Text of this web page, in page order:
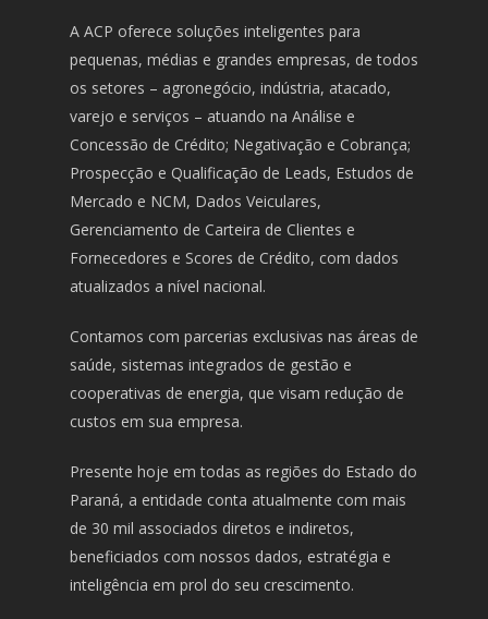
A ACP oferece soluções inteligentes para
pequenas, médias e grandes empresas, de todos
os setores – agronegócio, indústria, atacado,
varejo e serviços – atuando na Análise e
Concessão de Crédito; Negativação e Cobrança;
Prospecção e Qualificação de Leads, Estudos de
Mercado e NCM, Dados Veiculares,
Gerenciamento de Carteira de Clientes e
Fornecedores e Scores de Crédito, com dados
atualizados a nível nacional.
Contamos com parcerias exclusivas nas áreas de
saúde, sistemas integrados de gestão e
cooperativas de energia, que visam redução de
custos em sua empresa.
Presente hoje em todas as regiões do Estado do
Paraná, a entidade conta atualmente com mais
de 30 mil associados diretos e indiretos,
beneficiados com nossos dados, estratégia e
inteligência em prol do seu crescimento.